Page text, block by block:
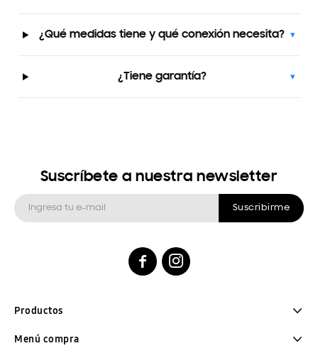
¿Qué medidas tiene y qué conexión necesita? ▾
¿Tiene garantía? ▾
Menú compra
Productos
Suscríbete a nuestra newsletter
Suscribirme
 